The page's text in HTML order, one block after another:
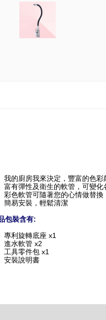
我的廚房我來決定，豐富的色彩
富有彈性及衛生的軟管，可變
彩色軟管可隨著您的心情做替換
簡易安裝，輕鬆清潔
包裝含有:
專利旋轉底座 x1
進水軟管 x2
工具零件包 x1
安裝說明書